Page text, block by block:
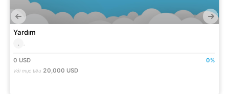
Yardım
.
0 USD 0%
Với mục tiêu 20,000 USD